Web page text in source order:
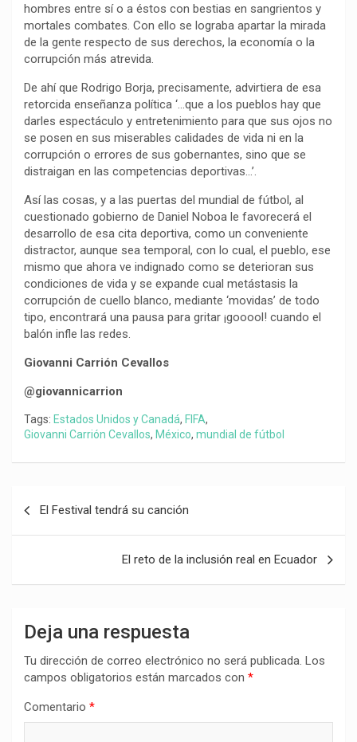
hombres entre sí o a éstos con bestias en sangrientos y
mortales combates. Con ello se lograba apartar la mirada
de la gente respecto de sus derechos, la economía o la
corrupción más atrevida.
De ahí que Rodrigo Borja, precisamente, advirtiera de esa
retorcida enseñanza política ‘…que a los pueblos hay que
darles espectáculo y entretenimiento para que sus ojos no
se posen en sus miserables calidades de vida ni en la
corrupción o errores de sus gobernantes, sino que se
distraigan en las competencias deportivas…’.
Así las cosas, y a las puertas del mundial de fútbol, al
cuestionado gobierno de Daniel Noboa le favorecerá el
desarrollo de esa cita deportiva, como un conveniente
distractor, aunque sea temporal, con lo cual, el pueblo, ese
mismo que ahora ve indignado como se deterioran sus
condiciones de vida y se expande cual metástasis la
corrupción de cuello blanco, mediante ‘movidas’ de todo
tipo, encontrará una pausa para gritar ¡gooool! cuando el
balón infle las redes.
Giovanni Carrión Cevallos
@giovannicarrion
Tags: Estados Unidos y Canadá, FIFA,
Giovanni Carrión Cevallos, México, mundial de fútbol
El Festival tendrá su canción
El reto de la inclusión real en Ecuador
Deja una respuesta
Tu dirección de correo electrónico no será publicada. Los
campos obligatorios están marcados con *
Comentario *